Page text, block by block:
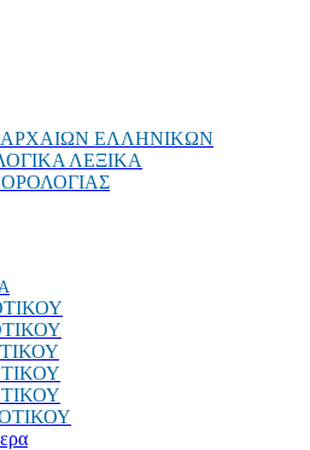
ΑΡΧΑΙΩΝ ΕΛΛΗΝΙΚΩΝ
ΛΕΞΙΚΑ